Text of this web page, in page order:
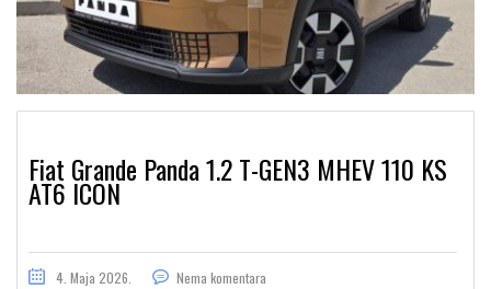
Fiat Grande Panda 1.2 T-GEN3 MHEV 110 KS
AT6 ICON
4. Maja 2026. Nema komentara